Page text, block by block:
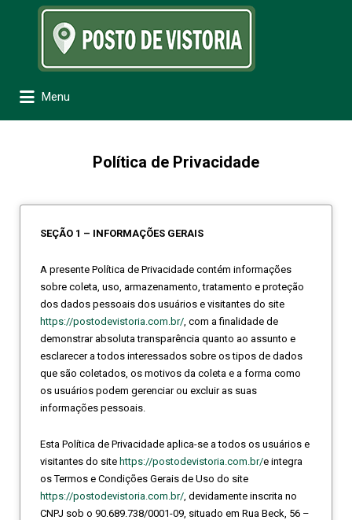
Procurar:
Menu
Política de Privacidade
SEÇÃO 1 – INFORMAÇÕES GERAIS
A presente Política de Privacidade contém informações
sobre coleta, uso, armazenamento, tratamento e proteção
dos dados pessoais dos usuários e visitantes do site
https://postodevistoria.com.br/ , com a finalidade de
demonstrar absoluta transparência quanto ao assunto e
esclarecer a todos interessados sobre os tipos de dados
que são coletados, os motivos da coleta e a forma como
os usuários podem gerenciar ou excluir as suas
informações pessoais.
Esta Política de Privacidade aplica-se a todos os usuários e
visitantes do site https://postodevistoria.com.br/e integra
os Termos e Condições Gerais de Uso do site
https://postodevistoria.com.br/ , devidamente inscrita no
CNPJ sob o 90.689.738/0001-09, situado em Rua Beck, 56 –